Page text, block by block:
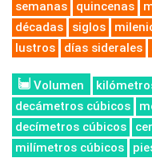
semanas
quincenas
décadas
siglos
lustros
días siderales
Volumen
decámetros cúbicos
decímetros cúbicos
milímetros cúbicos